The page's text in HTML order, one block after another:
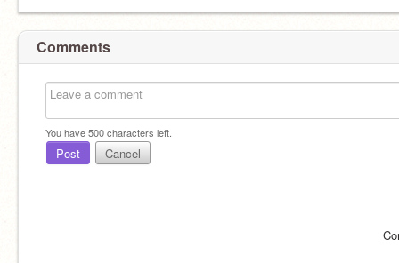
Comments
You have500characters left.
Post Cancel